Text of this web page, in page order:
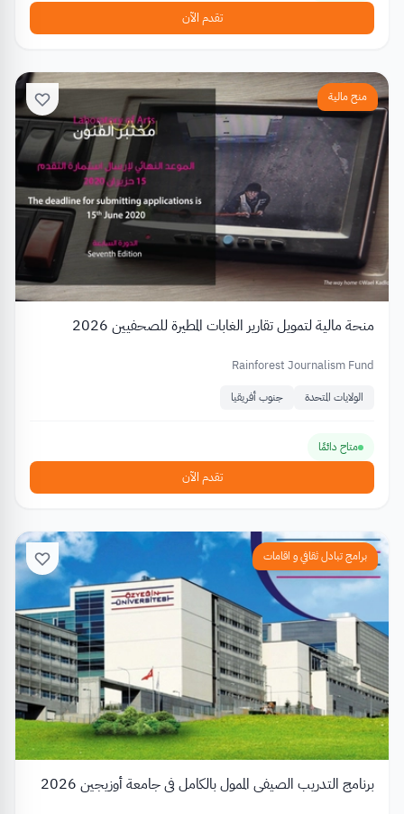
تقدم الآن
منح مالية
منحة مالية لتمويل تقارير الغابات المطيرة للصحفيين 2026
Rainforest Journalism Fund
الولايات المتحدة جنوب أفريقيا
متاح دائمًا
تقدم الآن
برامج تبادل ثقافي و اقامات
برنامج التدريب الصيفي الممول بالكامل في جامعة أوزيجين 2026